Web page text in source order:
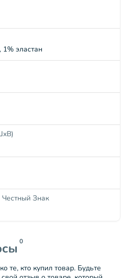
эластан
Честный Знак
0
те, кто купил товар. Будьте